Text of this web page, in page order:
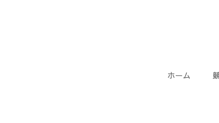
ホーム